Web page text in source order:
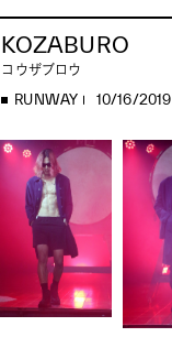
KOZABURO
コウザブロウ
RUNWAY 10/16/2019